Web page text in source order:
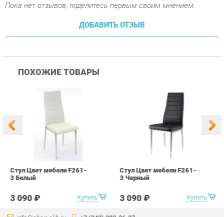
Стул Цвет мебели F261-
3 090 ₽ Купить
Стул Цвет мебели F261-
Стулья
Столы Контакты
Весь мир
Екатеринбург